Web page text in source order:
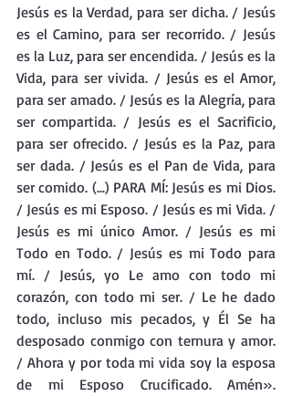
Jesús es la Verdad, para ser dicha. / Jesús
es el Camino, para ser recorrido. / Jesús
es la Luz, para ser encendida. / Jesús es la
Vida, para ser vivida. / Jesús es el Amor,
para ser amado. / Jesús es la Alegría, para
ser compartida. / Jesús es el Sacrificio,
para ser ofrecido. / Jesús es la Paz, para
ser dada. / Jesús es el Pan de Vida, para
ser comido. (...) PARA MÍ: Jesús es mi Dios.
/ Jesús es mi Esposo. / Jesús es mi Vida. /
Jesús es mi único Amor. / Jesús es mi
Todo en Todo. / Jesús es mi Todo para
mí. / Jesús, yo Le amo con todo mi
corazón, con todo mi ser. / Le he dado
todo, incluso mis pecados, y Él Se ha
desposado conmigo con ternura y amor.
/ Ahora y por toda mi vida soy la esposa
de mi Esposo Crucificado. Amén».